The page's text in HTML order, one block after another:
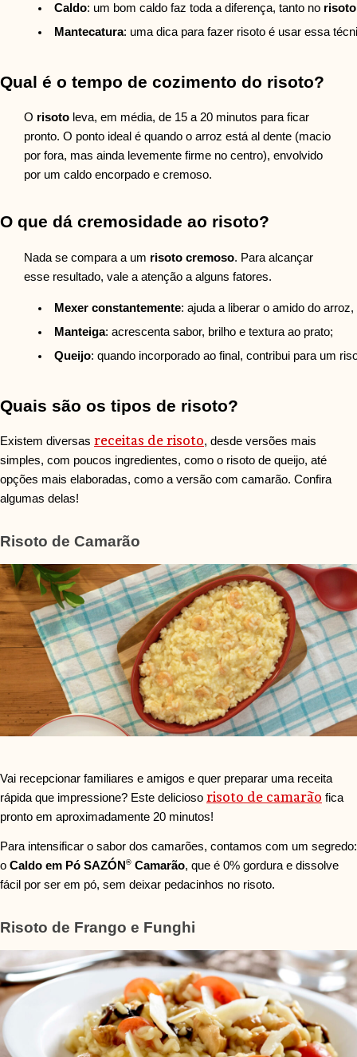
Caldo: um bom caldo faz toda a diferença, tanto no
Mantecatura: uma dica para fazer risoto é usar essa
Qual é o tempo de cozimento do risoto?
O risoto leva, em média, de 15 a 20 minutos para ficar
pronto. O ponto ideal é quando o arroz está al dente (macio
por fora, mas ainda levemente firme no centro), envolvido
por um caldo encorpado e cremoso.
O que dá cremosidade ao risoto?
Nada se compara a um risoto cremoso. Para alcançar
esse resultado, vale a atenção a alguns fatores.
Mexer constantemente: ajuda a liberar o amido do
Manteiga: acrescenta sabor, brilho e textura ao prato;
Queijo: quando incorporado ao final, contribui para um
Quais são os tipos de risoto?
Existem diversas receitas de risoto, desde versões mais
simples, com poucos ingredientes, como o risoto de queijo, até
opções mais elaboradas, como a versão com camarão. Confira
algumas delas!
Risoto de Camarão
Vai recepcionar familiares e amigos e quer preparar uma receita
rápida que impressione? Este delicioso risoto de camarão fica
pronto em aproximadamente 20 minutos!
Para intensificar o sabor dos camarões, contamos com um segredo:
o Caldo em Pó SAZÓN ® Camarão, que é 0% gordura e dissolve
fácil por ser em pó, sem deixar pedacinhos no risoto.
Risoto de Frango e Funghi